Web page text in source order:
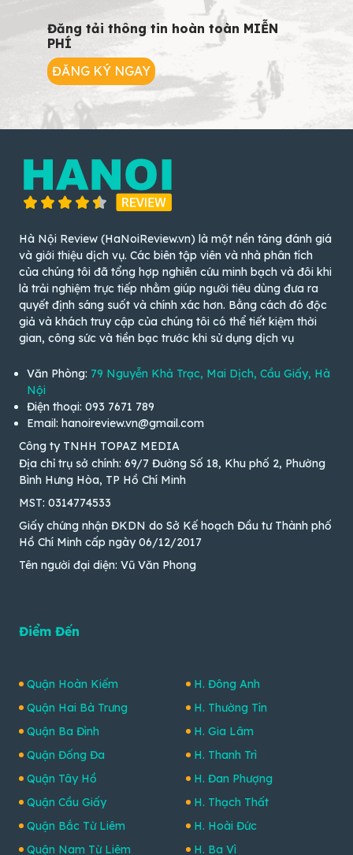
Đăng tải thông tin hoàn toàn MIỄN
PHÍ
ĐĂNG KÝ NGAY
Hà Nội Review (HaNoiReview.vn) là một nền tảng đánh giá
và giới thiệu dịch vụ. Các biên tập viên và nhà phân tích
của chúng tôi đã tổng hợp nghiên cứu minh bạch và đôi khi
là trải nghiệm trực tiếp nhằm giúp người tiêu dùng đưa ra
quyết định sáng suốt và chính xác hơn. Bằng cách đó độc
giả và khách truy cập của chúng tôi có thể tiết kiệm thời
gian, công sức và tiền bạc trước khi sử dụng dịch vụ
Văn Phòng: 79 Nguyễn Khả Trạc, Mai Dịch, Cầu Giấy, Hà
Nội
Điện thoại: 093 7671 789
Email: hanoireview.vn@gmail.com
Công ty TNHH TOPAZ MEDIA
Địa chỉ trụ sở chính: 69/7 Đường Số 18, Khu phố 2, Phường
Bình Hưng Hòa, TP Hồ Chí Minh
MST: 0314774533
Giấy chứng nhận ĐKDN do Sở Kế hoạch Đầu tư Thành phố
Hồ Chí Minh cấp ngày 06/12/2017
Tên người đại diện: Vũ Văn Phong
Điểm Đến
Quận Hoàn Kiếm
Quận Hai Bà Trưng
Quận Ba Đình
Quận Đống Đa
Quận Tây Hồ
Quận Cầu Giấy
Quận Bắc Từ Liêm
Quận Nam Từ Liêm
H. Đông Anh
H. Thường Tín
H. Gia Lâm
H. Thanh Trì
H. Đan Phượng
H. Thạch Thất
H. Hoài Đức
H. Ba Vì